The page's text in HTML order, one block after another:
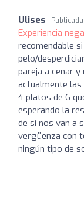
Ulises
Experiencia
recomendable
pelo/
pareja a cenar
actualmente
4 platos de 6
esperando la
de si nos van a
vergüenza con
ningún tipo de